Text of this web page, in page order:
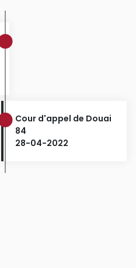
Cour d'appel de Douai
84
28-04-2022